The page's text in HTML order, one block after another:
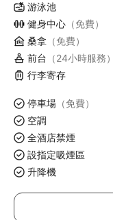
游泳池
健身中心 （免費）
桑拿 （免費）
前台 （24小時服務）
行李寄存
停車場 （免費）
空調
全酒店禁煙
設指定吸煙區
升降機